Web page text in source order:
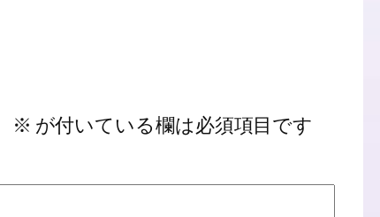
※ が付いている欄は必須項目です